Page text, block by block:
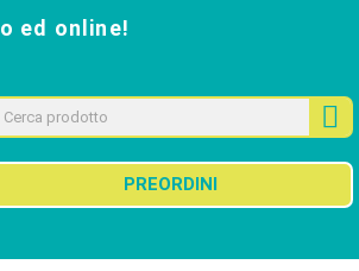
ed online!
PREORDINI